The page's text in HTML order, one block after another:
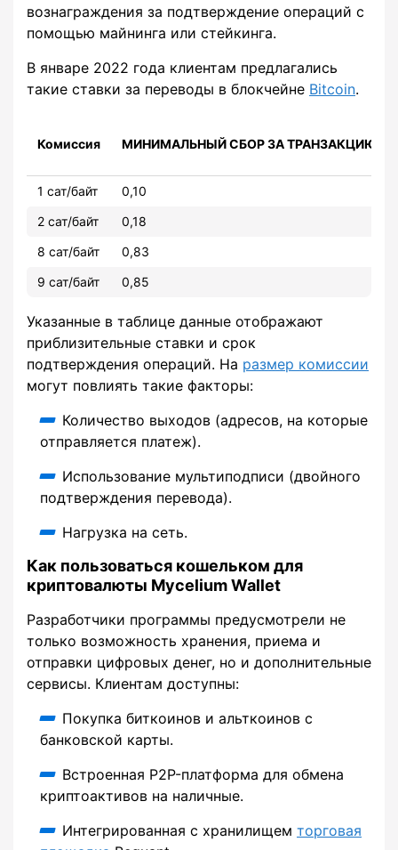
вознаграждения за подтверждение операций с
помощью майнинга или стейкинга.
В январе 2022 года клиентам предлагались
такие ставки за переводы в блокчейне Bitcoin.
Комиссия МИНИМАЛЬНЫЙ СБОР ЗА ТРАНЗАКЦИЮ ($)
1 сат/байт
0,10
2 сат/байт
0,18
8 сат/байт
0,83
9 сат/байт
0,85
Указанные в таблице данные отображают
приблизительные ставки и срок
подтверждения операций. На размер комиссии
могут повлиять такие факторы:
Количество выходов (адресов, на которые
отправляется платеж).
Использование мультиподписи (двойного
подтверждения перевода).
Нагрузка на сеть.
Как пользоваться кошельком для
криптовалюты Mycelium Wallet
Разработчики программы предусмотрели не
только возможность хранения, приема и
отправки цифровых денег, но и дополнительные
сервисы. Клиентам доступны:
Покупка биткоинов и альткоинов с
банковской карты.
Встроенная P2P-платформа для обмена
криптоактивов на наличные.
Интегрированная с хранилищем торговая